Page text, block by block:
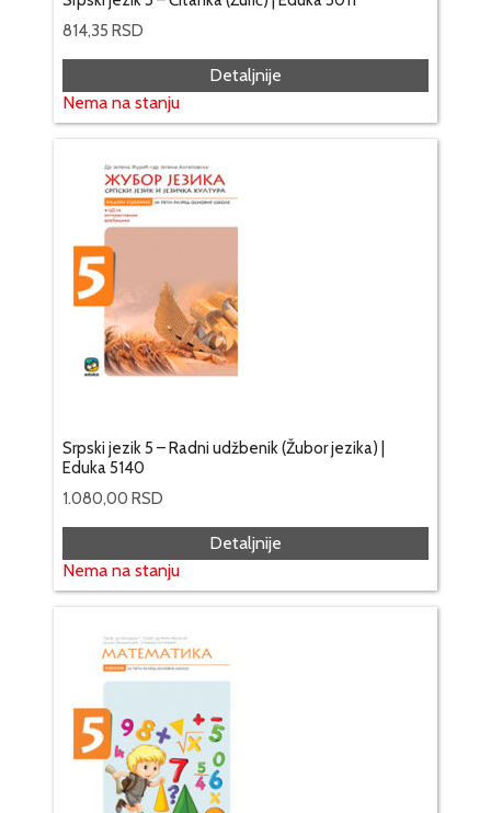
814,35 RSD
Detaljnije
Nema na stanju
Srpski jezik 5 – Radni udžbenik (Žubor jezika) |
Eduka 5140
1.080,00 RSD
Detaljnije
Nema na stanju